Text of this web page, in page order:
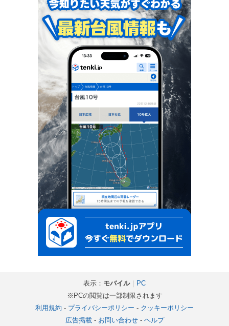
表示： モバイル｜ PC
※PCの閲覧は一部制限されます
利用規約 - プライバシーポリシー - クッキーポリシー
広告掲載- お問い合わせ- ヘルプ